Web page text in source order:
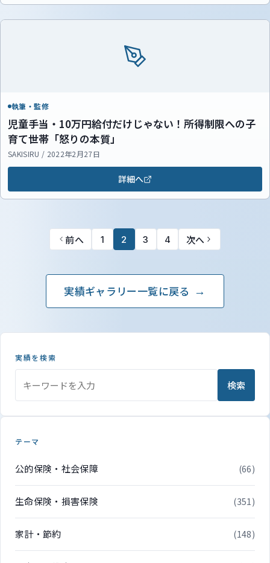
執筆・監修
児童手当・10万円給付だけじゃない！所得制限への子
育て世帯「怒りの本質」
SAKISIRU / 2022年2月27日
詳細へ
前へ 1 2 3 4 次へ
実績ギャラリー一覧に戻る
実績を検索
検索
テーマ
公的保険・社会保障 (66)
生命保険・損害保険 (351)
家計・節約 (148)